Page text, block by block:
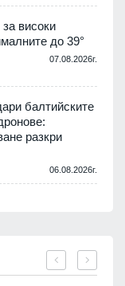
високи
до 39°
07.08.2026г.
балтийските
разкри
06.08.2026г.